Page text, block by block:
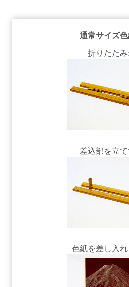
通常サイズ色
折りたた
差込部を立て
色紙を差し入れ